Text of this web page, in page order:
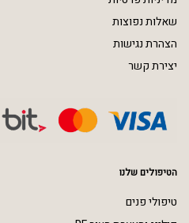
שאלות נפוצות
הצהרת נגישות
יצירת קשר
הטיפולים שלנו
טיפולי פנים